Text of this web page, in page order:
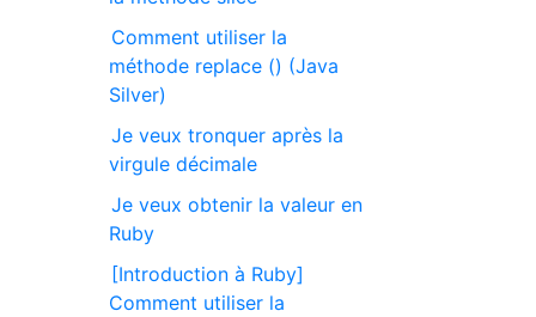
Comment utiliser la
méthode replace () (Java
Silver)
Je veux tronquer après la
virgule décimale
Je veux obtenir la valeur en
Ruby
[Introduction à Ruby]
Comment utiliser la